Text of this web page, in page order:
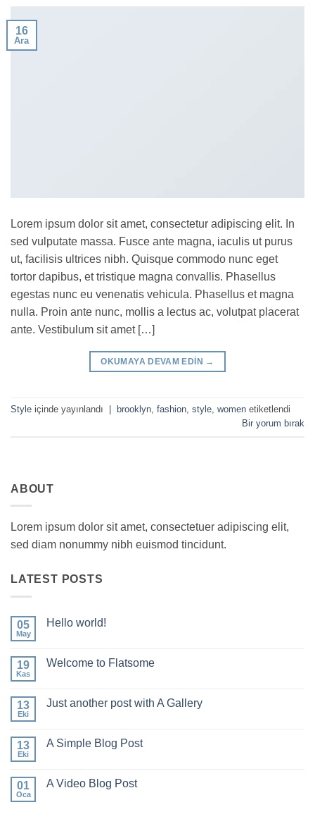
16
Ara
Lorem ipsum dolor sit amet, consectetur adipiscing elit. In
sed vulputate massa. Fusce ante magna, iaculis ut purus
ut, facilisis ultrices nibh. Quisque commodo nunc eget
tortor dapibus, et tristique magna convallis. Phasellus
egestas nunc eu venenatis vehicula. Phasellus et magna
nulla. Proin ante nunc, mollis a lectus ac, volutpat placerat
ante. Vestibulum sit amet […]
OKUMAYA DEVAM EDIN →
Style içinde yayınlandı brooklyn, fashion, style, women etiketlendi
Bir yorum bırak
ABOUT
Lorem ipsum dolor sit amet, consectetuer adipiscing elit,
sed diam nonummy nibh euismod tincidunt.
LATEST POSTS
05
May
Hello world!
world!
19
Kas
Welcome to Flatsome
to
13
Eki
Just another post with A Gallery
another
Gallery
13
Eki
A Simple Blog Post
Simple
01
Oca
A Video Blog Post